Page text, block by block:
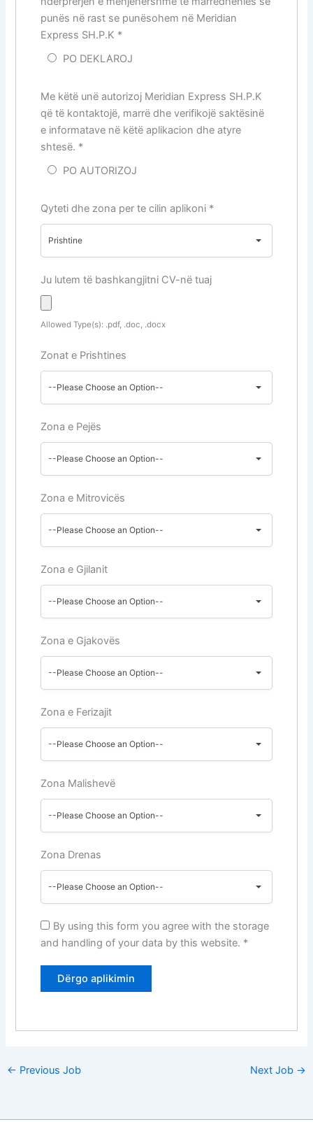
punës në rast se punësohem në Meridian
Express SH.P.K *
PO DEKLAROJ
Me këtë unë autorizoj Meridian Express SH.P.K
që të kontaktojë, marrë dhe verifikojë saktësinë
e informatave në këtë aplikacion dhe atyre
shtesë. *
PO AUTORIZOJ
Qyteti dhe zona per te cilin aplikoni *
Prishtine
Ju lutem të bashkangjitni CV-në tuaj
Allowed Type(s): .pdf, .doc, .docx
Zonat e Prishtines
--Please Choose an Option--
Zona e Pejës
--Please Choose an Option--
Zona e Mitrovicës
--Please Choose an Option--
Zona e Gjilanit
--Please Choose an Option--
Zona e Gjakovës
--Please Choose an Option--
Zona e Ferizajit
--Please Choose an Option--
Zona Malishevë
--Please Choose an Option--
Zona Drenas
--Please Choose an Option--
By using this form you agree with the storage
and handling of your data by this website. *
← Previous Job Next Job →